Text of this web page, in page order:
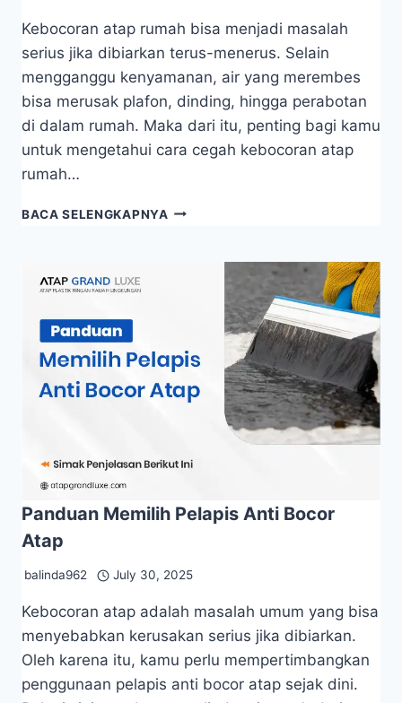
Kebocoran atap rumah bisa menjadi masalah
serius jika dibiarkan terus-menerus. Selain
mengganggu kenyamanan, air yang merembes
bisa merusak plafon, dinding, hingga perabotan
di dalam rumah. Maka dari itu, penting bagi kamu
untuk mengetahui cara cegah kebocoran atap
rumah…
BACA SELENGKAPNYA
Panduan Memilih Pelapis Anti Bocor
Atap
balinda962 July 30, 2025
Kebocoran atap adalah masalah umum yang bisa
menyebabkan kerusakan serius jika dibiarkan.
Oleh karena itu, kamu perlu mempertimbangkan
penggunaan pelapis anti bocor atap sejak dini.